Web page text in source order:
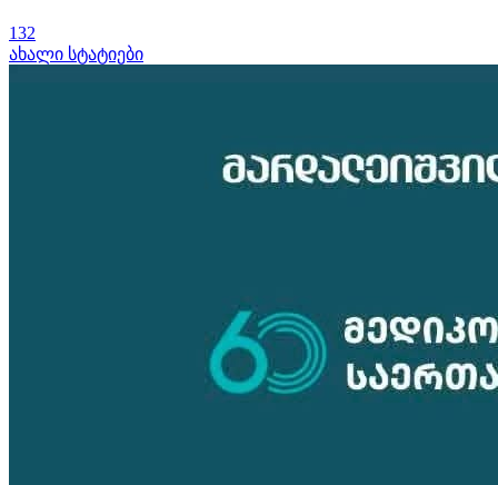
132
ახალი სტატიები